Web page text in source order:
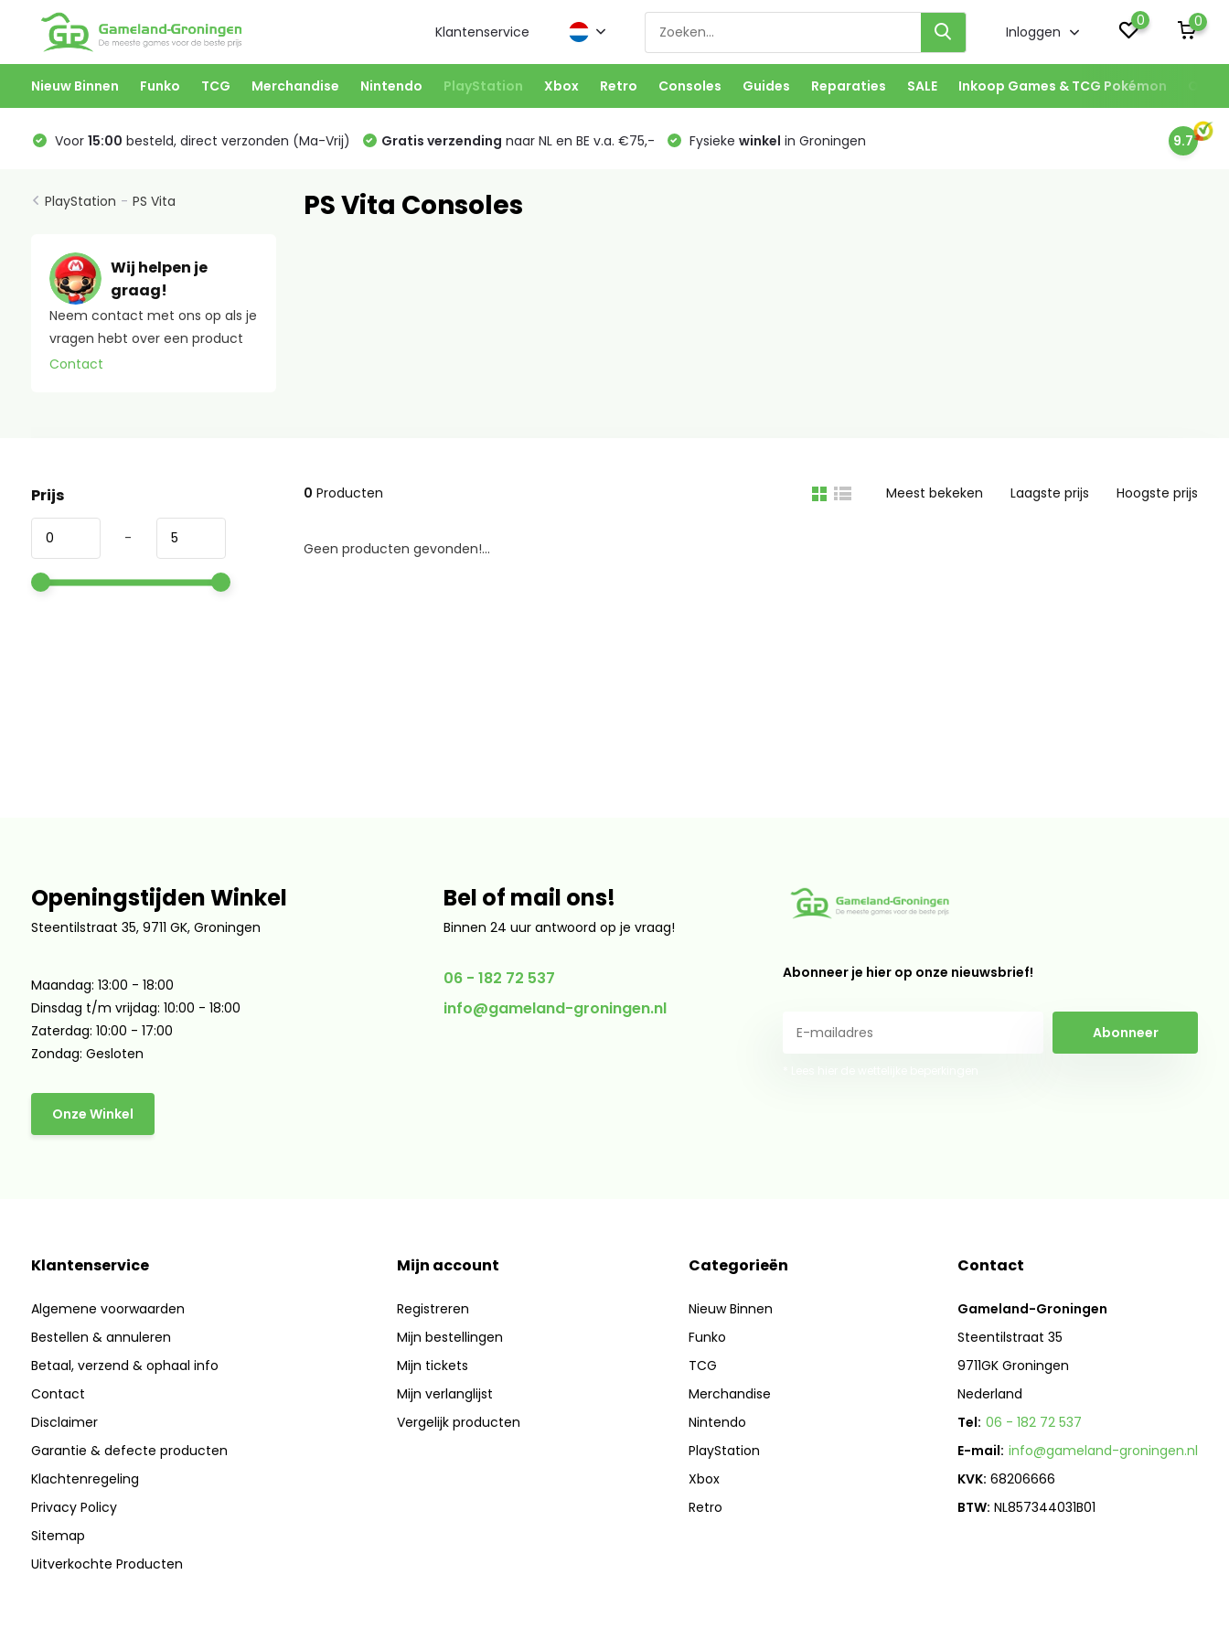
Klantenservice Inloggen
0 0
Nieuw Binnen Funko TCG Merchandise Nintendo PlayStation Xbox Retro Consoles Guides Reparaties SALE Inkoop Games & TCG Pokémon
Voor 15:00 besteld, direct verzonden (Ma-Vrij) Gratis verzending naar NL en BE v.a. €75,- Fysieke winkel in Groningen 9.7
PlayStation - PS Vita
Wij helpen je
graag!
Neem contact met ons op als je
vragen hebt over een product
Contact
PS Vita Consoles
Prijs
-
0 Producten Meest bekeken Laagste prijs Hoogste prijs
Geen producten gevonden!...
Openingstijden Winkel
Steentilstraat 35, 9711 GK, Groningen
Maandag: 13:00 - 18:00
Dinsdag t/m vrijdag: 10:00 - 18:00
Zaterdag: 10:00 - 17:00
Zondag: Gesloten
Onze Winkel
Bel of mail ons!
Binnen 24 uur antwoord op je vraag!
06 - 182 72 537
info@gameland-groningen.nl
Abonneer je hier op onze nieuwsbrief!
Abonneer
Klantenservice
Algemene voorwaarden
Bestellen & annuleren
Betaal, verzend & ophaal info
Contact
Disclaimer
Garantie & defecte producten
Klachtenregeling
Privacy Policy
Sitemap
Uitverkochte Producten
Mijn account
Registreren
Mijn bestellingen
Mijn tickets
Mijn verlanglijst
Vergelijk producten
Categorieën
Nieuw Binnen
Funko
TCG
Merchandise
Nintendo
PlayStation
Xbox
Retro
Contact
Gameland-Groningen
Steentilstraat 35
9711GK Groningen
Nederland
Tel: 06 - 182 72 537
E-mail: info@gameland-groningen.nl
KVK: 68206666
BTW: NL857344031B01